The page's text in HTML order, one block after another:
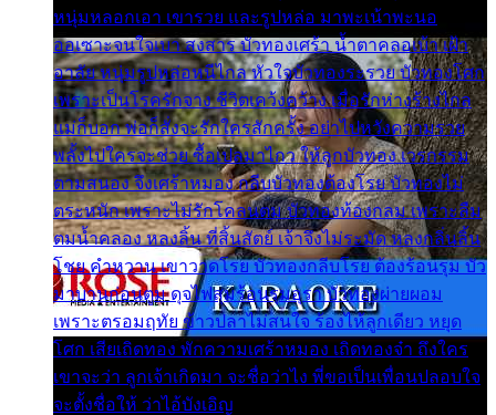
หนุ่มหลอกเอา เขารวย และรูปหล่อ มาพะเน้าพะนอ
ออเซาะจนใจเบา สงสาร บัวทองเศร้า น้ำตาคลอเบ้า เฝ้า
อาลัย หนุ่มรูปหล่อหนีไกล หัวใจบัวทองระรวย บัวทองโศก
เพราะเป็นโรครักจาง ชีวิตเคว้งคว้าง เมื่อรักห่างร้างไกล
แม่ก็บอก พ่อก็สั่งจะรักใครสักครั้ง อย่าไปหวังความรวย
พลั้งไปใครจะช่วย ซื้อเปลมาไกว ให้ลูกบัวทอง เวรกรรม
ตามสนอง จึงเศร้าหมอง กลีบบัวทองต้องโรย บัวทองไม่
ตระหนัก เพราะไม่รักโคลนตม บัวทองท้องกลม เพราะลืม
ตมน้ำคลอง หลงลิ้น ที่สิ้นสัตย์ เจ้าจึงไม่ระมัด หลงกลิ่นลิ้น
โชย คำหวาน เขาวาดโรย บัวทองกลีบโรย ต้องร้อนรุม บัว
มาบานก่อนตูม ดุจไฟสุมร้อนรุมอุรา บัวทองผ่ายผอม
เพราะตรอมฤทัย ข้าวปลาไม่สนใจ ร้องไห้ลูกเดียว หยุด
โศก เสียเถิดทอง พักความเศร้าหมอง เถิดทองจ๋า ถึงใคร
เขาจะว่า ลูกเจ้าเกิดมา จะชื่อว่าไง พี่ขอเป็นเพื่อนปลอบใจ
จะตั้งชื่อให้ ว่าไอ้บังเอิญ